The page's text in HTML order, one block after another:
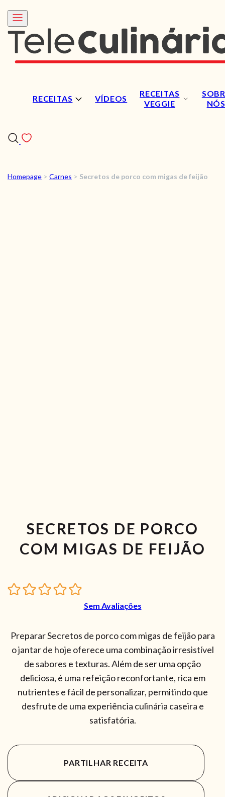
RECEITAS VÍDEOS
RECEITAS
VEGGIE
NÓS
RECEITAS
Homepage > Carnes > Secretos de porco com migas de feijão
SECRETOS DE PORCO
COM MIGAS DE FEIJÃO
Sem Avaliações
Preparar Secretos de porco com migas de feijão para
o jantar de hoje oferece uma combinação irresistível
de sabores e texturas. Além de ser uma opção
deliciosa, é uma refeição reconfortante, rica em
nutrientes e fácil de personalizar, permitindo que
desfrute de uma experiência culinária caseira e
satisfatória.
PARTILHAR RECEITA